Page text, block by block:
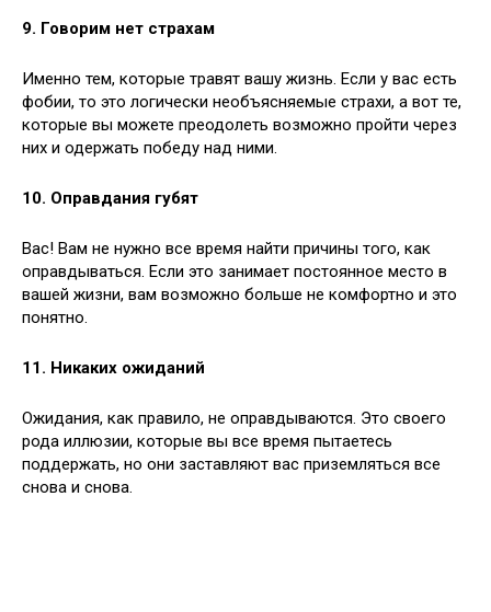
9. Говорим нет страхам
Именно тем, которые травят вашу жизнь. Если у вас есть
фобии, то это логически необъясняемые страхи, а вот те,
которые вы можете преодолеть возможно пройти через
них и одержать победу над ними.
10. Оправдания губят
Вас! Вам не нужно все время найти причины того, как
оправдываться. Если это занимает постоянное место в
вашей жизни, вам возможно больше не комфортно и это
понятно.
11. Никаких ожиданий
Ожидания, как правило, не оправдываются. Это своего
рода иллюзии, которые вы все время пытаетесь
поддержать, но они заставляют вас приземляться все
снова и снова.